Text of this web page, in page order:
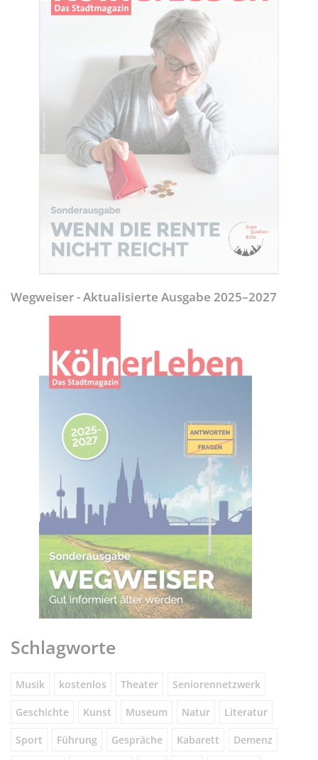
Wegweiser - Aktualisierte Ausgabe 2025–2027
Schlagworte
Musik kostenlos Theater Seniorennetzwerk
Geschichte Kunst Museum Natur Literatur
Sport Führung Gespräche Kabarett Demenz